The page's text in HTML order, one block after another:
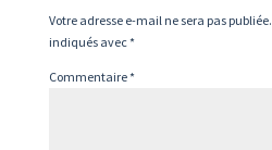
Votre adresse e-mail ne sera pas publiée.
indiqués avec*
Commentaire*